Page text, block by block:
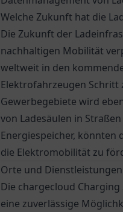
Welche Zukunft hat die
Die Zukunft der
nachhaltigen Mobilität
weltweit in den
Elektrofahrzeugen
Gewerbegebiete wird
von Ladesäulen in
Energiespeicher, könnten
die Elektromobilität zu
Orte und
Die chargecloud
eine zuverlässige